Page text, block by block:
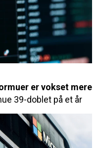
er vokset mere
39-doblet på et år